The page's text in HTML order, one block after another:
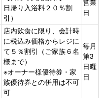
日帰り入浴料２０％割
引）
営業
日
店内飲食に限り、会計時
に税込み価格からレジに
て５％割引（ご家族６名
様まで）
※オーナー様優待券・家
族優待券との併用は不可
可
毎月
第3
日曜
日